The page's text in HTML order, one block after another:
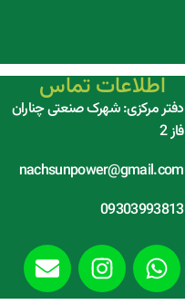
اطلاعات تماس
دفتر مرکزی: شهرک صنعتی چناران
فاز 2
nachsunpower@gmail.com
09303993813